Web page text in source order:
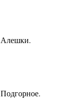
Алешки.
Подгорное.